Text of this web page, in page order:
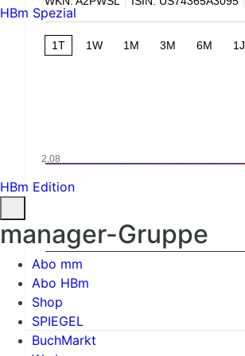
1T 1W 1M 3M 6M 1J
2,08
HBm Spezial
HBm Edition
manager-Gruppe
Abo mm
Abo HBm
Shop
SPIEGEL
BuchMarkt